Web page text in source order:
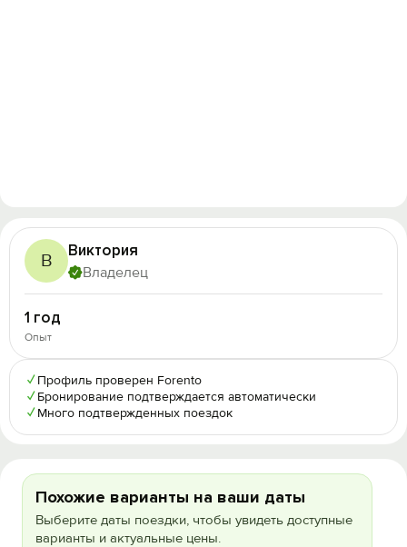
В Виктория
Владелец
1 год
Опыт
✓ Профиль проверен Forento
✓ Бронирование подтверждается автоматически
✓ Много подтвержденных поездок
Похожие варианты на ваши даты
Выберите даты поездки, чтобы увидеть доступные
варианты и актуальные цены.